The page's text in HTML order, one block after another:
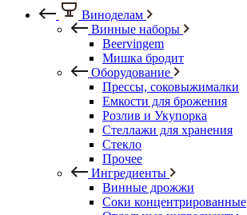
Виноделам
Винные наборы
Beervingem
Мишка бродит
Оборудование
Прессы, соковыжималки
Емкости для брожения
Розлив и Укупорка
Стеллажи для хранения
Стекло
Прочее
Ингредиенты
Винные дрожжи
Соки концентрированные